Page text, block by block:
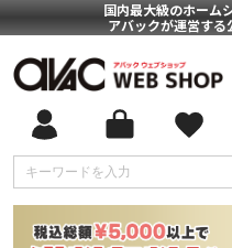
国内最大級のホーム
アバックが運営す